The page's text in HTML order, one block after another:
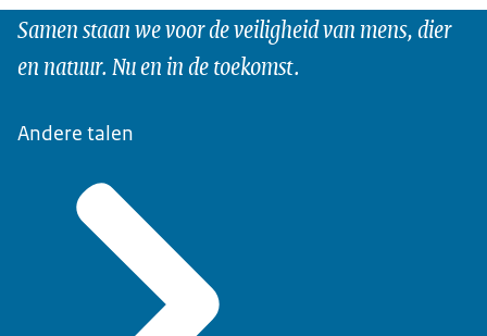
Samen staan we voor de veiligheid van mens, dier
en natuur. Nu en in de toekomst.
Andere talen